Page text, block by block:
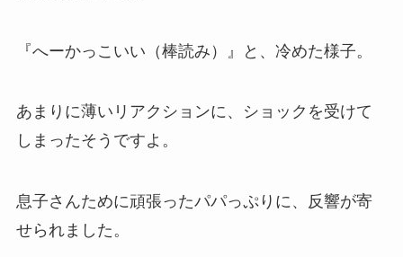
『へーかっこいい（棒読み）』と、冷めた様子。
あまりに薄いリアクションに、ショックを受けて
しまったそうですよ。
息子さんために頑張ったパパっぷりに、反響が寄
せられました。